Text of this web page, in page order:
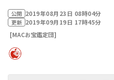
公開 2019年08月23日 08時04分
更新 2019年09月19日 17時45分
[MACお宝鑑定団]